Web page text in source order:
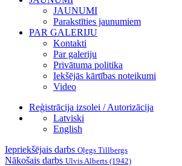
JAUNUMI
Parakstīties jaunumiem
PAR GALERIJU
Kontakti
Par galeriju
Privātuma politika
Iekšējās kārtības noteikumi
Video
Reģistrācija izsolei / Autorizācija
Latviski
English
Iepriekšējais darbs Oļegs Tillbergs
Nākošais darbs Ulvis Alberts (1942)